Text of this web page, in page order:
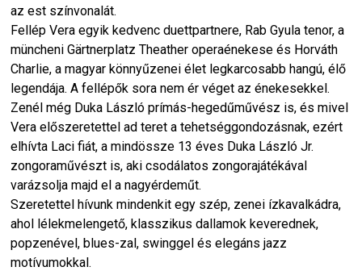
az est színvonalát.
Fellép Vera egyik kedvenc duettpartnere, Rab Gyula tenor, a
müncheni Gärtnerplatz Theather operaénekese és Horváth
Charlie, a magyar könnyűzenei élet legkarcosabb hangú, élő
legendája. A fellépők sora nem ér véget az énekesekkel.
Zenél még Duka László prímás-hegedűművész is, és mivel
Vera előszeretettel ad teret a tehetséggondozásnak, ezért
elhívta Laci fiát, a mindössze 13 éves Duka László Jr.
zongoraművészt is, aki csodálatos zongorajátékával
varázsolja majd el a nagyérdeműt.
Szeretettel hívunk mindenkit egy szép, zenei ízkavalkádra,
ahol lélekmelengető, klasszikus dallamok keverednek,
popzenével, blues-zal, swinggel és elegáns jazz
motívumokkal.